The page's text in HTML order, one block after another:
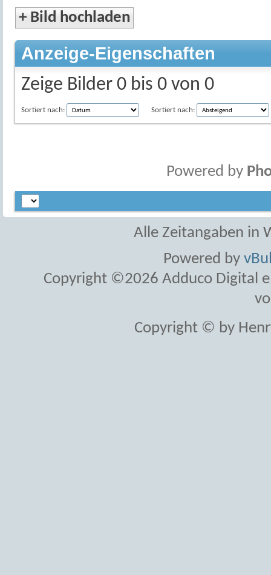
+ Bild hochladen
Anzeige-Eigenschaften
Zeige Bilder 0 bis 0 von 0
Sortiert nach: Sortiert nach:
Powered by
Alle Zeitangaben in
Powered by
Copyright ©2026 Adduco Digital
Copyright © by